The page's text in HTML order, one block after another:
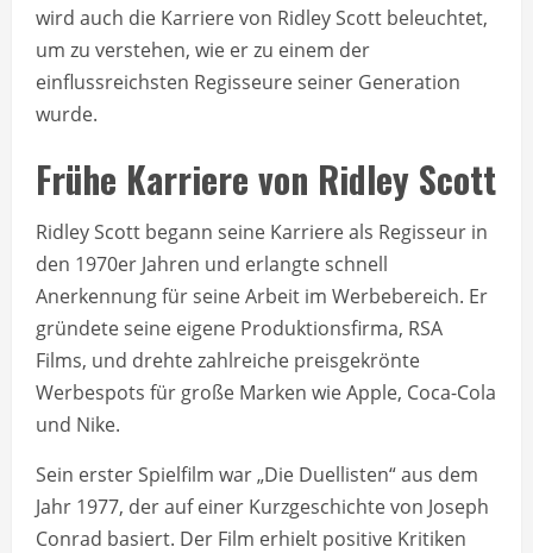
wird auch die Karriere von Ridley Scott beleuchtet,
um zu verstehen, wie er zu einem der
einflussreichsten Regisseure seiner Generation
wurde.
Frühe Karriere von Ridley Scott
Ridley Scott begann seine Karriere als Regisseur in
den 1970er Jahren und erlangte schnell
Anerkennung für seine Arbeit im Werbebereich. Er
gründete seine eigene Produktionsfirma, RSA
Films, und drehte zahlreiche preisgekrönte
Werbespots für große Marken wie Apple, Coca-Cola
und Nike.
Sein erster Spielfilm war „Die Duellisten“ aus dem
Jahr 1977, der auf einer Kurzgeschichte von Joseph
Conrad basiert. Der Film erhielt positive Kritiken